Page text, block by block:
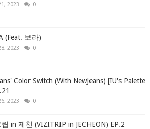
2023 0
(Feat. 보라)
2023 0
Color Switch (With NewJeans) [IU's Palette
2023 0
in 제천 (VIZITRIP in JECHEON) EP.2